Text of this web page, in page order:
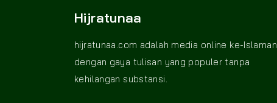
Hijratunaa
hijratunaa.com adalah media online ke-Islaman
dengan gaya tulisan yang populer tanpa
kehilangan substansi.